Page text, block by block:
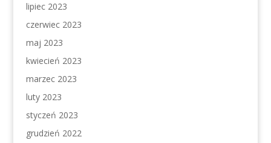
lipiec 2023
czerwiec 2023
maj 2023
kwiecień 2023
marzec 2023
luty 2023
styczeń 2023
grudzień 2022